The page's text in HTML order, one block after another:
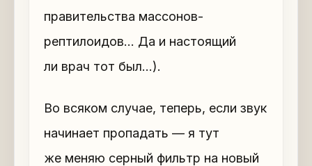
правительства массонов-
рептилоидов… Да и настоящий
ли врач тот был…).
Во всяком случае, теперь, если звук
начинает пропадать — я тут
же меняю серный фильтр на новый